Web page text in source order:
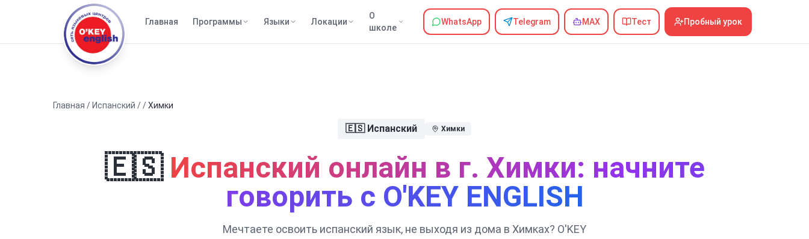
Главная Программы Языки Локации
О
школе
WhatsApp Telegram MAX Тест Пробный урок
Главная / Испанский //Химки
🇪🇸 Испанский Химки
🇪🇸 Испанский онлайн в г. Химки: начните
говорить с O'KEY ENGLISH
Мечтаете освоить испанский язык, не выходя из дома в Химках? O'KEY